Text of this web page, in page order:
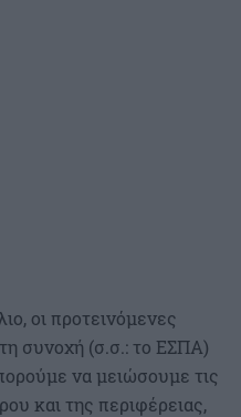
οι προτεινόμενες
συνοχή (σ.σ.: το ΕΣΠΑ)
να μειώσουμε τις
και της περιφέρειας,